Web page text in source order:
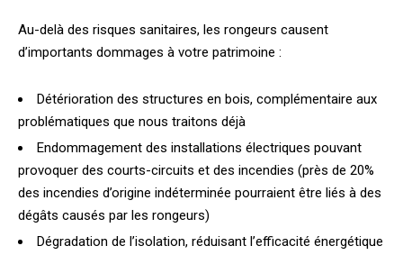
Au-delà des risques sanitaires, les rongeurs causent
d’importants dommages à votre patrimoine :
Détérioration des structures en bois, complémentaire aux
problématiques que nous traitons déjà
Endommagement des installations électriques pouvant
provoquer des courts-circuits et des incendies (près de 20%
des incendies d’origine indéterminée pourraient être liés à des
dégâts causés par les rongeurs)
Dégradation de l’isolation, réduisant l’efficacité énergétique